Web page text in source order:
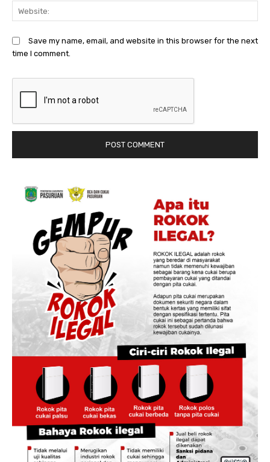
Save my name, email, and website in this browser for the next
time I comment.